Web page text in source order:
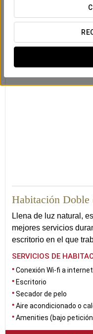
internet
Habitación Doble
Llena de luz natural,
mejores servicios
escritorio en el que
SERVICIOS DE
Conexión Wi-fi a internet
Escritorio
Secador de pelo
Aire acondicionado o
Amenities (bajo